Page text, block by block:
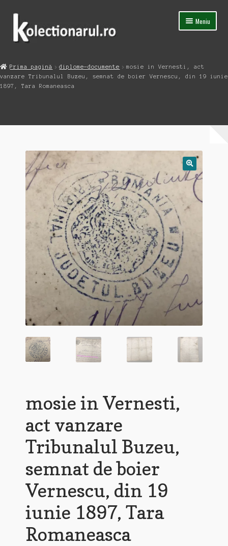
Sari
navigare
Sari
conținut
Meniu
Magazin
Extinde
Blog
Contact
Prima pagină diplome-documente
mosie in Vernesti, act
vanzare Tribunalul Buzeu, semnat de boier Vernescu, din 19 iunie
1897, Tara Romaneasca
mosie in Vernesti,
act vanzare
Tribunalul Buzeu,
semnat de boier
Vernescu, din 19
iunie 1897, Tara
Romaneasca